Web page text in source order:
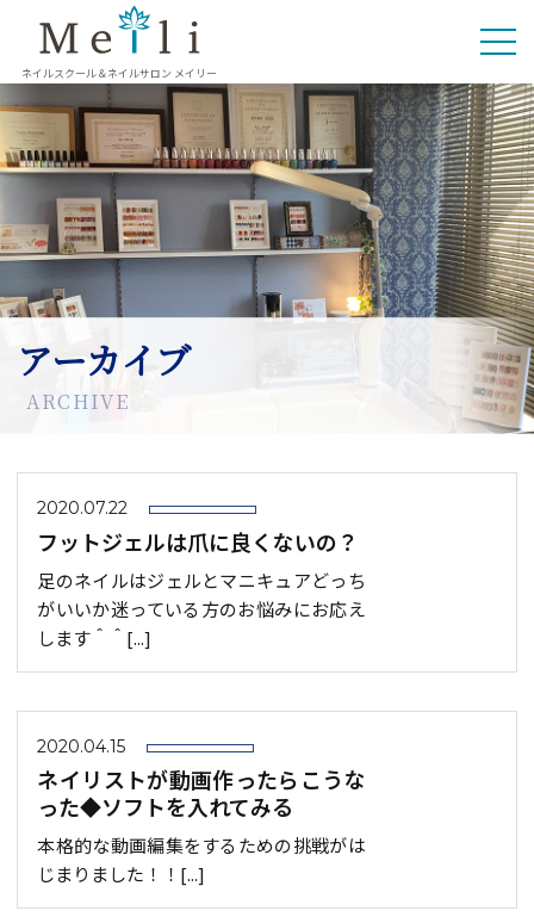
ネイルスクール＆ネイルサロン メイリー
アーカイブ
ARCHIVE
2020.07.22
フットジェルは爪に良くないの？
足のネイルはジェルとマニキュアどっち
がいいか迷っている方のお悩みにお応え
します＾＾[...]
2020.04.15
ネイリストが動画作ったらこうな
った◆ソフトを入れてみる
本格的な動画編集をするための挑戦がは
じまりました！！[...]